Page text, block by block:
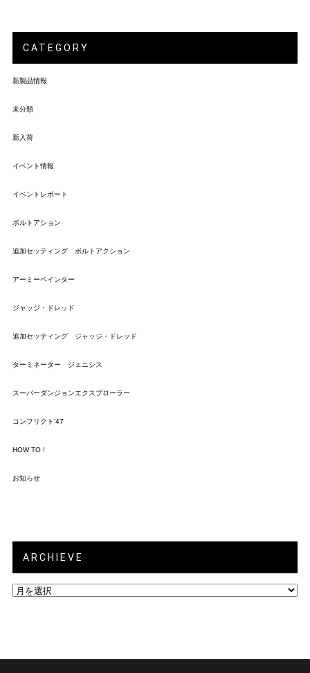
CATEGORY
新製品情報
未分類
新入荷
イベント情報
イベントレポート
ボルトアション
追加セッティング ボルトアクション
アーミーペインター
ジャッジ・ドレッド
追加セッティング ジャッジ・ドレッド
ターミネーター ジェニシス
スーパーダンジョンエクスプローラー
コンフリクト'47
HOW TO !
お知らせ
ARCHIEVE
ARCHIEVE